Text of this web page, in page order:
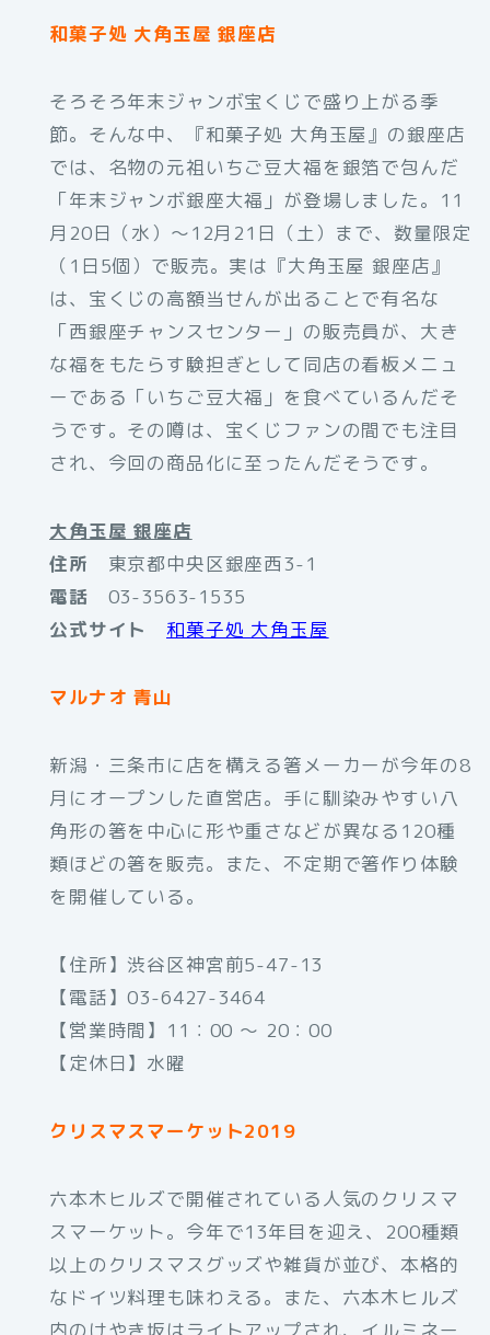
和菓子処 大角玉屋 銀座店
そろそろ年末ジャンボ宝くじで盛り上がる季
節。そんな中、『和菓子処 大角玉屋』の銀座店
では、名物の元祖いちご豆大福を銀箔で包んだ
「年末ジャンボ銀座大福」が登場しました。11
月20日（水）～12月21日（土）まで、数量限定
（1日5個）で販売。実は『大角玉屋 銀座店』
は、宝くじの高額当せんが出ることで有名な
「西銀座チャンスセンター」の販売員が、大き
な福をもたらす験担ぎとして同店の看板メニュ
ーである「いちご豆大福」を食べているんだそ
うです。その噂は、宝くじファンの間でも注目
され、今回の商品化に至ったんだそうです。
大角玉屋 銀座店
住所 東京都中央区銀座西3-1
電話 03-3563-1535
公式サイト
和菓子処 大角玉屋
マルナオ 青山
新潟・三条市に店を構える箸メーカーが今年の8
月にオープンした直営店。手に馴染みやすい八
角形の箸を中心に形や重さなどが異なる120種
類ほどの箸を販売。また、不定期で箸作り体験
を開催している。
【住所】渋谷区神宮前5-47-13
【電話】03-6427-3464
【営業時間】11：00 ～ 20：00
【定休日】水曜
クリスマスマーケット2019
六本木ヒルズで開催されている人気のクリスマ
スマーケット。今年で13年目を迎え、200種類
以上のクリスマスグッズや雑貨が並び、本格的
なドイツ料理も味わえる。また、六本木ヒルズ
内のけやき坂はライトアップされ、イルミネー